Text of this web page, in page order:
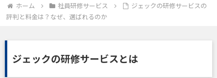
ホーム 社員研修サービス
ジェックの研修サービスの
評判と料金は？なぜ、選ばれるのか
ジェックの研修サービスとは